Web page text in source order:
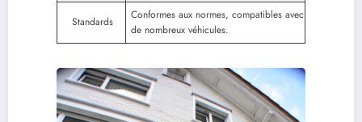
Standards
Conformes aux normes, compatibles avec
de nombreux véhicules.